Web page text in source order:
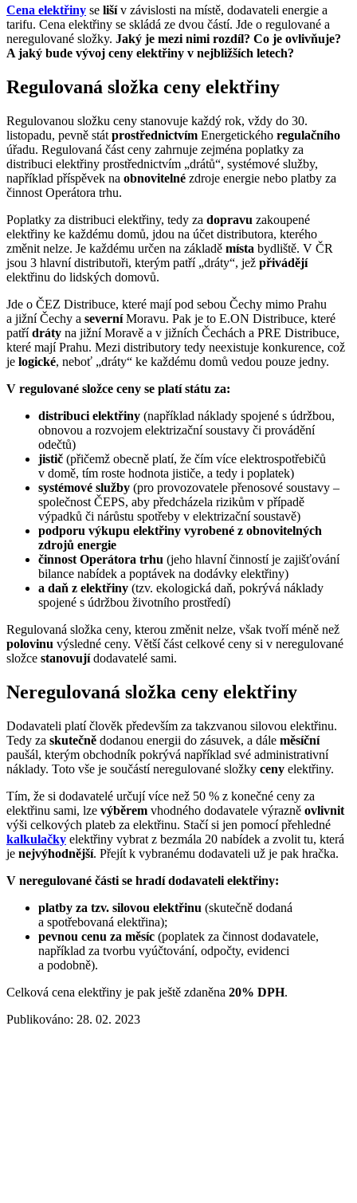
Cena elektřiny se lišív závislosti na místě, dodavateli energie a
tarifu. Cena elektřiny se skládá ze dvou částí. Jde o regulované a
neregulované složky. Jaký je mezi nimi rozdíl? Co je ovlivňuje?
A jaký bude vývoj ceny elektřiny v nejbližších letech?
Regulovaná složka ceny elektřiny
Regulovanou složku ceny stanovuje každý rok, vždy do 30.
listopadu, pevně stát prostřednictvím Energetického regulačního
úřadu. Regulovaná část ceny zahrnuje zejména poplatky za
distribuci elektřiny prostřednictvím „drátů“, systémové služby,
například příspěvek na obnovitelné zdroje energie nebo platby za
činnost Operátora trhu.
Poplatky za distribuci elektřiny, tedy za dopravu zakoupené
elektřiny ke každému domů, jdou na účet distributora, kterého
změnit nelze. Je každému určen na základě místa bydliště. V ČR
jsou 3 hlavní distributoři, kterým patří „dráty“, jež přivádějí
elektřinu do lidských domovů.
Jde o ČEZ Distribuce, které mají pod sebou Čechy mimo Prahu
a jižní Čechy a severníMoravu. Pak je to E.ON Distribuce, které
patřídráty na jižní Moravě a v jižních Čechách a PRE Distribuce,
které mají Prahu. Mezi distributory tedy neexistuje konkurence, což
je logické, neboť „dráty“ ke každému domů vedou pouze jedny.
V regulované složce ceny se platí státu za:
distribuci elektřiny (například náklady spojené s údržbou,
obnovou a rozvojem elektrizační soustavy či provádění
odečtů)
jistič (přičemž obecně platí, že čím více elektrospotřebičů
v domě, tím roste hodnota jističe, a tedy i poplatek)
systémové služby (pro provozovatele přenosové soustavy –
společnost ČEPS, aby předcházela rizikům v případě
výpadků či nárůstu spotřeby v elektrizační soustavě)
podporu výkupu elektřiny vyrobené z obnovitelných
zdrojů energie
činnost Operátora trhu (jeho hlavní činností je zajišťování
bilance nabídek a poptávek na dodávky elektřiny)
a daň z elektřiny (tzv. ekologická daň, pokrývá náklady
spojené s údržbou životního prostředí)
Regulovaná složka ceny, kterou změnit nelze, však tvoří méně než
polovinu výsledné ceny. Větší část celkové ceny si v neregulované
složce stanovujídodavatelé sami.
Neregulovaná složka ceny elektřiny
Dodavateli platí člověk především za takzvanou silovou elektřinu.
Tedy za skutečně dodanou energii do zásuvek, a dále měsíční
paušál, kterým obchodník pokrývá například své administrativní
náklady. Toto vše je součástí neregulované složky ceny elektřiny.
Tím, že si dodavatelé určují více než 50 % z konečné ceny za
elektřinu sami, lze výběrem vhodného dodavatele výrazně ovlivnit
výši celkových plateb za elektřinu. Stačí si jen pomocí přehledné
kalkulačky elektřiny vybrat z bezmála 20 nabídek a zvolit tu, která
je nejvýhodnější. Přejít k vybranému dodavateli už je pak hračka.
V neregulované části se hradí dodavateli elektřiny:
platby za tzv. silovou elektřinu (skutečně dodaná
a spotřebovaná elektřina);
pevnou cenu za měsíc (poplatek za činnost dodavatele,
například za tvorbu vyúčtování, odpočty, evidenci
a podobně).
Celková cena elektřiny je pak ještě zdaněna 20% DPH.
Publikováno: 28. 02. 2023